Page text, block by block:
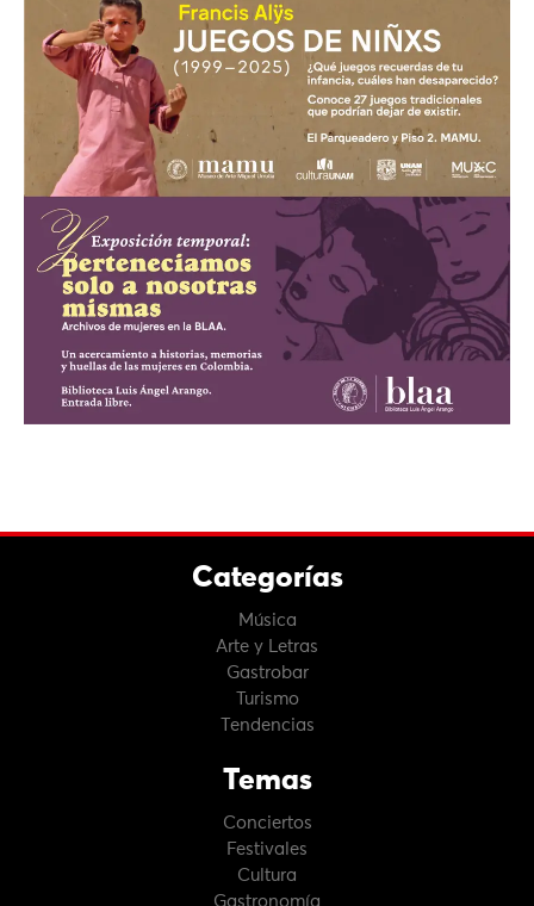
Categorías
Música
Arte y Letras
Gastrobar
Turismo
Tendencias
Temas
Conciertos
Festivales
Cultura
Gastronomía